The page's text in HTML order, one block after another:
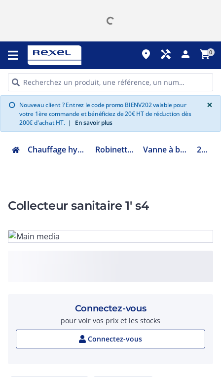
place handyman person shopping_cart0
info Nouveau client ? Entrez le code promo BIENV202 valable pour
votre 1ère commande et bénéficiez de 20€ HT de réduction dès
200€ d'achat HT. | En savoir plus
×
Chauffage hydraulique et plomberie Robinetterie de bâtiment Vanne à boisseau sphérique 27950650
Collecteur sanitaire 1' s4
Connectez-vous
pour voir vos prix et les stocks
Connectez-vous